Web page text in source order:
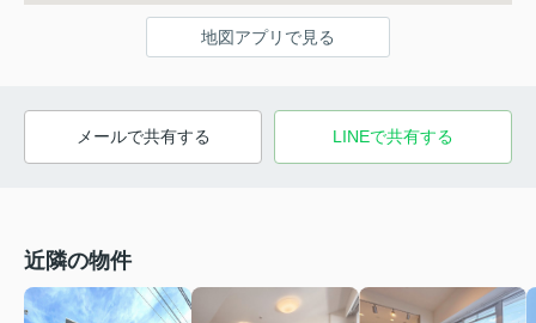
地図アプリで見る
メールで共有する LINEで共有する
近隣の物件